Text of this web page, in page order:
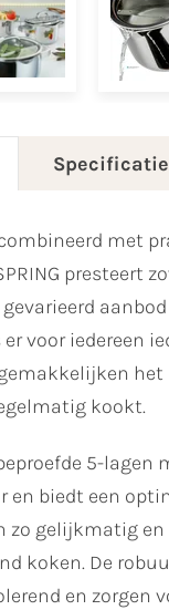
met
presteert
voor iedereen
kookt.
5-lagen
en biedt een
zo gelijkmatig
koken. De
en zorgen